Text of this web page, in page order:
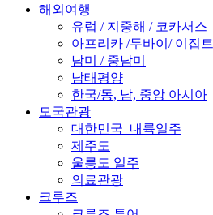
해외여행
유럽 / 지중해 / 코카서스
아프리카 /두바이/ 이집트
남미 / 중남미
남태평양
한국/동, 남, 중앙 아시아
모국관광
대한민국_내륙일주
제주도
울릉도 일주
의료관광
크루즈